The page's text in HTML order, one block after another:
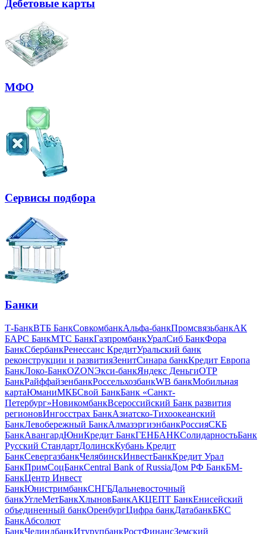
Дебетовые карты
МФО
Сервисы подбора
Банки
Т-БанкВТБ БанкСовкомбанкАльфа-банкПромсвязьбанкАК
БАРС БанкМТС БанкГазпромбанкУралСиб БанкФора
БанкСбербанкРенессанс КредитУральский банк
реконструкции и развитияЗенитСинара банкКредит Европа
БанкЛоко-БанкOZONЭкси-банкЯндекс ДеньгиOTP
БанкРайффайзенбанкРоссельхозбанкWB банкМобильная
картаЮманиМКБСвой БанкБанк «Санкт-
Петербург»НовикомбанкВсероссийский Банк развития
регионовИнгосстрах БанкАзиатско-Тихоокеанский
БанкЛевобережный БанкАлмазэргиэнбанкРоссияСКБ
БанкАвангардЮниКредит БанкГЕНБАНКСолидарностьБанк
Русский СтандартДолинскКубань Кредит
БанкСевергазбанкЧелябинскИнвестБанкКредит Урал
БанкПримСоцБанкCentral Bank of RussiaДом РФ БанкБМ-
БанкЦентр Инвест
БанкЮнистримбанкСНГБДальневосточный
банкУглеМетБанкХлыновБанкАКЦЕПТ БанкЕнисейский
объединенный банкОренбургЦифра банкДатабанкБКС
БанкАбсолют
БанкЧелиндбанкИтурупбанкРостФинансЗемский